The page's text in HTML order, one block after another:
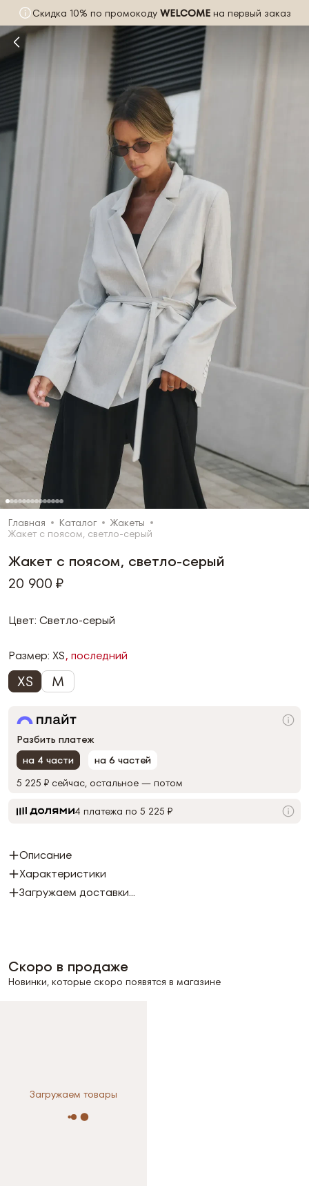
Скидка 10% по промокоду WELCOME на первый заказ
Главная Каталог
Жакеты
Жакет с поясом, светло-серый
Жакет с поясом, светло-серый
20 900 ₽
Цвет: Светло-серый
Размер: XS, последний
XS M
Разбить платеж
на 4 части
на 6 частей
5 225 ₽ сейчас, остальное — потом
4 платежа по 5 225 ₽
Описание
Характеристики
Загружаем доставки...
Скоро в продаже
Новинки, которые скоро появятся в магазине
Загружаем товары